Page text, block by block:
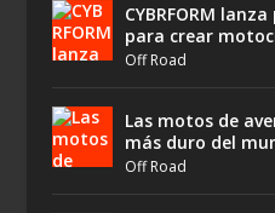
CYBRFORM
para crear
Off Road
Las motos de
más duro del
Off Road